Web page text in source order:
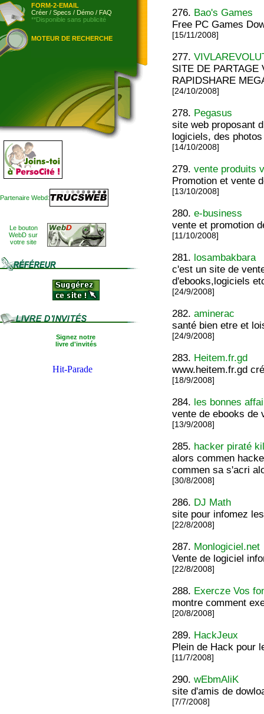
FORM-2-EMAIL
Créer / Specs / Démo / FAQ
**Disponible sans publicité
MOTEUR DE RECHERCHE
Partenaire Webd:
Le bouton
WebD sur
votre site
Signez notre
livre d'invités
276. Bao's Games
Free PC Games
[15/11/2008]
277.
SITE DE PARTAGE
RAPIDSHARE
[24/10/2008]
278. Pegasus
site web proposant
logiciels, des photos
[14/10/2008]
279.vente produits
Promotion et vente
[13/10/2008]
280.e-business
vente et promotion
[11/10/2008]
281. losambakbara
c'est un site de
d'ebooks,logiciels
[24/9/2008]
282.aminerac
santé bien etre et
[24/9/2008]
283. Heitem.fr.gd
www.heitem.fr.gd
[18/9/2008]
284. les bonnes
vente de ebooks de
[13/9/2008]
285. hacker piraté
alors commen
commen sa s'acri
[30/8/2008]
286. DJ Math
site pour infomez
[22/8/2008]
287. Monlogiciel.net
Vente de logiciel
[22/8/2008]
288. Exercze Vos
montre comment
[20/8/2008]
289. HackJeux
Plein de Hack pour
[11/7/2008]
290.wEbmAliK
site d'amis de
[7/7/2008]